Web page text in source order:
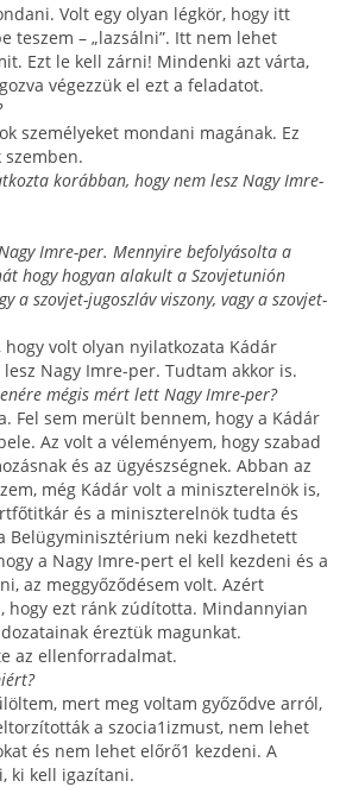
Volt egy olyan légkör, hogy itt
teszem – „lazsálni”. Itt nem lehet
Ezt le kell zárni! Mindenki azt várta,
végez­zük el ezt a feladatot.
személyeket mondani magának. Ez
szemben.
korábban, hogy nem lesz Nagy Imre-
Imre-per. Mennyire befolyásolta a
hogy hogyan alakult a Szovjetunión
a szovjet-jugoszláv viszony, vagy a szovjet-
volt olyan nyilatkozata Kádár
Nagy Imre-per. Tud­tam akkor is.
mégis mért lett Nagy Imre-­per?
Fel sem merült bennem, hogy a Kádár
Az volt a vé­leményem, hogy szabad
és az ügyészségnek. Abban az
még Kádár volt a miniszterelnök is,
és a miniszterelnök tudta és
Belügyminisztérium neki kezd­hetett
a Nagy Imre-pert el kell kezdeni és a
az meggyő­ződésem volt. Azért
hogy ezt ránk zúdította. Mindannyian
éreztük magunkat.
az ellenforradalmat.
mert meg voltam győződve arról,
a szocia1izmust, nem lehet
és nem lehet előrő1 kezdeni. A
ki kell igazítani.